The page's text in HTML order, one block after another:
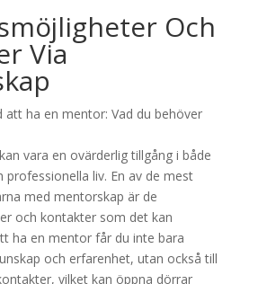
Och
Via
vara en ovärderlig tillgång i både
professionella liv. En av de mest
med mentorskap är de
och kontakter som det kan
ha en mentor får du inte bara
och erfarenhet, utan också till
vilket kan öppna dörrar